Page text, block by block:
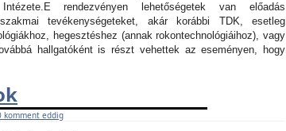
E rendezvényen lehetőségetek van előadás
tevékenységeteket, akár korábbi TDK, esetleg
hegesztéshez (annak rokontechnológiáihoz), vagy
hallgatóként is részt vehettek az eseményen, hogy
komment eddig